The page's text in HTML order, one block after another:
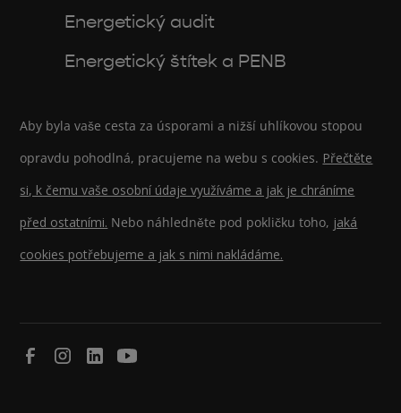
Energetický audit
Energetický štítek a PENB
Aby byla vaše cesta za úsporami a nižší uhlíkovou stopou
opravdu pohodlná, pracujeme na webu s cookies. Přečtěte
si, k čemu vaše osobní údaje využíváme a jak je chráníme
před ostatními. Nebo náhledněte pod pokličku toho, jaká
cookies potřebujeme a jak s nimi nakládáme.